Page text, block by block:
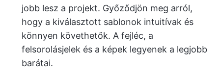
jobb lesz a projekt. Győződjön meg arról,
hogy a kiválasztott sablonok intuitívak és
könnyen követhetők. A fejléc, a
felsorolásjelek és a képek legyenek a legjobb
barátai.